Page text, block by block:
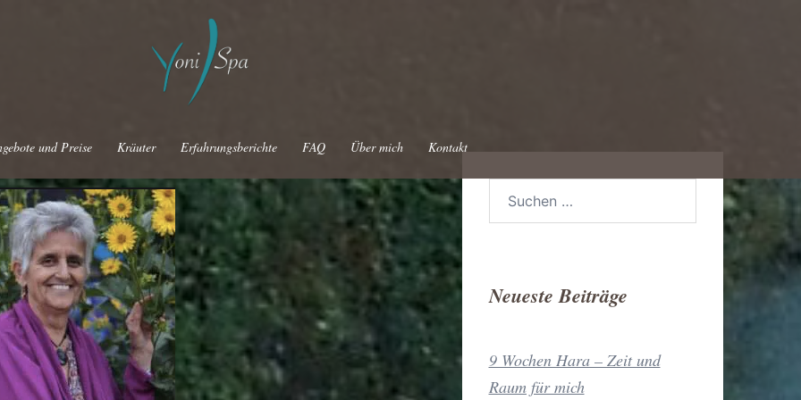
und Preise Kräuter Erfahrungsberichte FAQ Über mich Kontakt
Neueste Beiträge
9 Wochen Hara – Zeit und
Raum für mich